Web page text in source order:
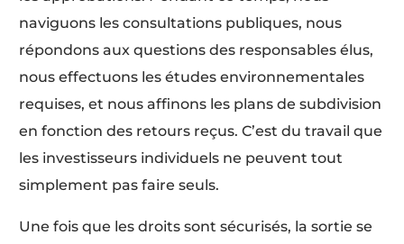
naviguons les consultations publiques, nous
répondons aux questions des responsables élus,
nous effectuons les études environnementales
requises, et nous affinons les plans de subdivision
en fonction des retours reçus. C’est du travail que
les investisseurs individuels ne peuvent tout
simplement pas faire seuls.
Une fois que les droits sont sécurisés, la sortie se